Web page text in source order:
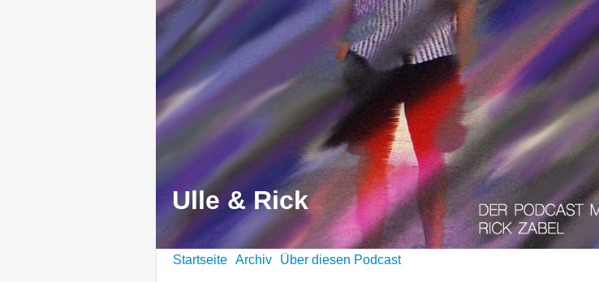
Ulle & Rick
Startseite Archiv Über diesen Podcast